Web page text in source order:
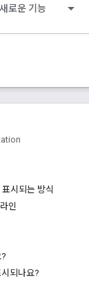
새로운 기능
시되는 방식
인
되나요?